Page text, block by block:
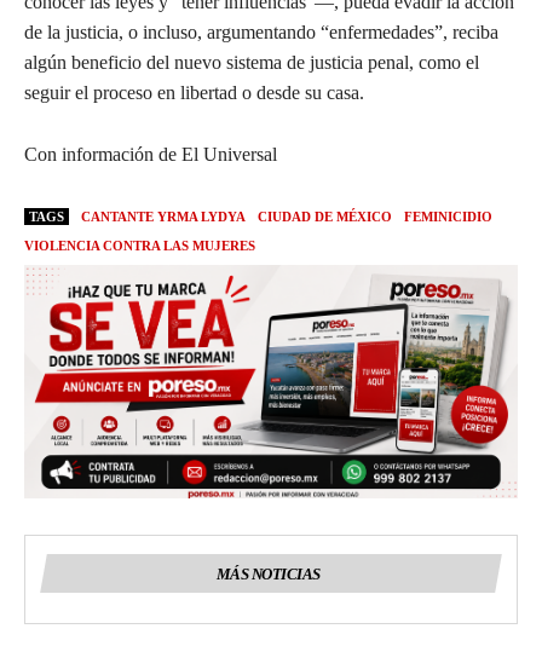
de la justicia, o incluso, argumentando “enfermedades”, reciba
algún beneficio del nuevo sistema de justicia penal, como el
seguir el proceso en libertad o desde su casa.
Con información de El Universal
TAGS CANTANTE YRMA LYDYA CIUDAD DE MÉXICO
FEMINICIDIO
VIOLENCIA CONTRA LAS MUJERES
MÁS NOTICIAS